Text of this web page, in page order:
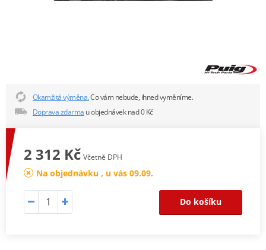
Okamžitá výměna.Co vám nebude, ihned vyměníme.
Doprava zdarma u objednávek nad 0 Kč
2 312 Kč Včetně DPH
Na objednávku , u vás 09.09.
Do košíku